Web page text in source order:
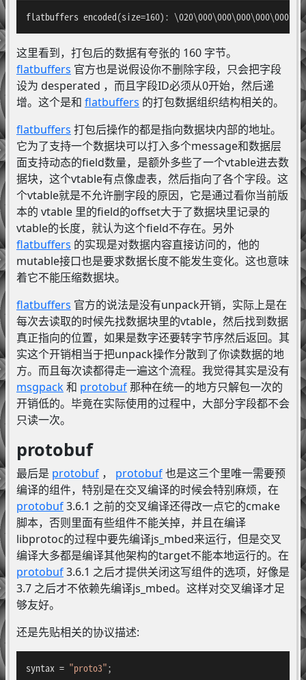
flatbuffers encoded(size=160):
这里看到，打包后的数据有夸张的 160 字节。
flatbuffers 官方也是说假设你不删除字段，只会把字段
设为 desperated ，而且字段ID必须从0开始，然后递
增。这个是和 flatbuffers 的打包数据组织结构相关的。
flatbuffers 打包后操作的都是指向数据块内部的地址。
它为了支持一个数据块可以打入多个message和数据层
面支持动态的field数量，是额外多些了一个vtable进去数
据块，这个vtable有点像虚表，然后指向了各个字段。这
个vtable就是不允许删字段的原因，它是通过看你当前版
本的 vtable 里的field的offset大于了数据块里记录的
vtable的长度，就认为这个field不存在。另外
flatbuffers 的实现是对数据内容直接访问的，他的
mutable接口也是要求数据长度不能发生变化。这也意味
着它不能压缩数据块。
flatbuffers 官方的说法是没有unpack开销，实际上是在
每次去读取的时候先找数据块里的vtable，然后找到数据
真正指向的位置，如果是数字还要转字节序然后返回。其
实这个开销相当于把unpack操作分散到了你读数据的地
方。而且每次读都得走一遍这个流程。我觉得其实是没有
msgpack和 protobuf那种在统一的地方只解包一次的
开销低的。毕竟在实际使用的过程中，大部分字段都不会
只读一次。
protobuf
最后是 protobuf， protobuf也是这三个里唯一需要预
编译的组件，特别是在交叉编译的时候会特别麻烦，在
protobuf3.6.1 之前的交叉编译还得改一点它的cmake
脚本，否则里面有些组件不能关掉，并且在编译
libprotoc的过程中要先编译js_mbed来运行，但是交叉
编译大多都是编译其他架构的target不能本地运行的。在
protobuf3.6.1 之后才提供关闭这写组件的选项，好像是
3.7 之后才不依赖先编译js_mbed。这样对交叉编译才足
够友好。
还是先贴相关的协议描述:
syntax = "proto3";